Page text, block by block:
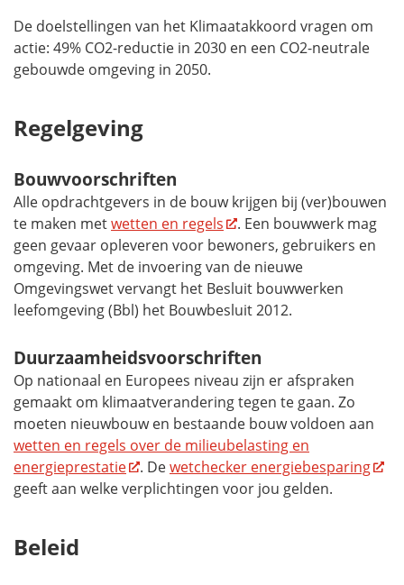
De doelstellingen van het Klimaatakkoord vragen om
actie: 49% CO2-reductie in 2030 en een CO2-neutrale
gebouwde omgeving in 2050.
Regelgeving
Bouwvoorschriften
Alle opdrachtgevers in de bouw krijgen bij (ver)bouwen
te maken metwetten en regels
. Een bouwwerk mag
geen gevaar opleveren voor bewoners, gebruikers en
omgeving. Met de invoering van de nieuwe
Omgevingswet vervangt het Besluit bouwwerken
leefomgeving (Bbl) het Bouwbesluit 2012.
Duurzaamheidsvoorschriften
Op nationaal en Europees niveau zijn er afspraken
gemaakt om klimaatverandering tegen te gaan. Zo
moeten nieuwbouw en bestaande bouw voldoen aan
wetten en regels over de milieubelasting en
energieprestatie
. Dewetchecker energiebesparing
geeft aan welke verplichtingen voor jou gelden.
Beleid